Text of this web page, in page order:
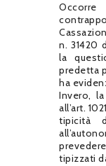
n. 31420
la
predetta
ha
Invero,
all’art.
tipicità
tipizzati